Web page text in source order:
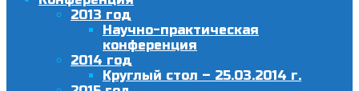
2013 год
Научно-практическая
конференция
2014 год
Круглый стол – 25.03.2014 г.